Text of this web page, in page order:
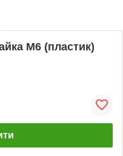
M6 (пластик)